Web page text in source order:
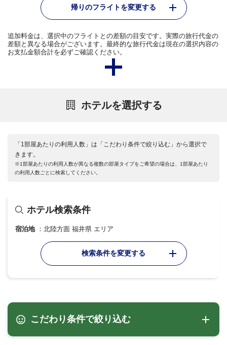
帰りのフライトを変更する
追加料金は、選択中のフライトとの差額の目安です。実際の旅行代金の
差額と異なる場合がございます。最終的な旅行代金は現在の選択内容の
お支払金額合計を必ずご確認ください。
ホテルを選択する
「1部屋あたりの利用人数」は「こだわり条件で絞り込む」から選択で
きます。
※1部屋あたりの利用人数が異なる複数の部屋タイプをご希望の場合は、1部屋あたり
の利用人数ごとに検索してください。
ホテル検索条件
宿泊地 北陸方面 福井県 エリア
検索条件を変更する
こだわり条件で絞り込む